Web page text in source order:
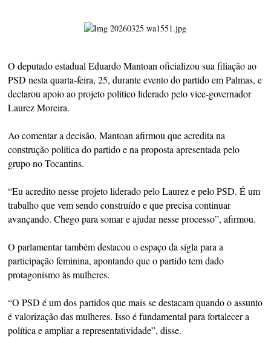
O deputado estadual Eduardo Mantoan oficializou sua filiação ao
PSD nesta quarta-feira, 25, durante evento do partido em Palmas, e
declarou apoio ao projeto político liderado pelo vice-governador
Laurez Moreira.
Ao comentar a decisão, Mantoan afirmou que acredita na
construção política do partido e na proposta apresentada pelo
grupo no Tocantins.
“Eu acredito nesse projeto liderado pelo Laurez e pelo PSD. É um
trabalho que vem sendo construído e que precisa continuar
avançando. Chego para somar e ajudar nesse processo”, afirmou.
O parlamentar também destacou o espaço da sigla para a
participação feminina, apontando que o partido tem dado
protagonismo às mulheres.
“O PSD é um dos partidos que mais se destacam quando o assunto
é valorização das mulheres. Isso é fundamental para fortalecer a
política e ampliar a representatividade”, disse.